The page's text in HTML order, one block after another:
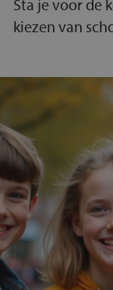
Sta je voor de
kiezen van